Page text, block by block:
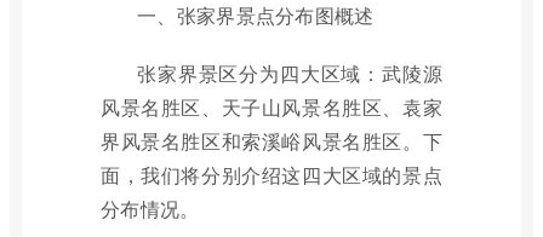
一、张家界景点分布图概述
张家界景区分为四大区域：武陵源
风景名胜区、天子山风景名胜区、袁家
界风景名胜区和索溪峪风景名胜区。下
面，我们将分别介绍这四大区域的景点
分布情况。